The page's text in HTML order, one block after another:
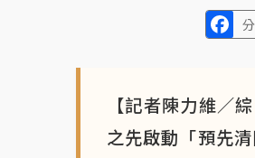
【記者陳力維／
之先啟動「預先